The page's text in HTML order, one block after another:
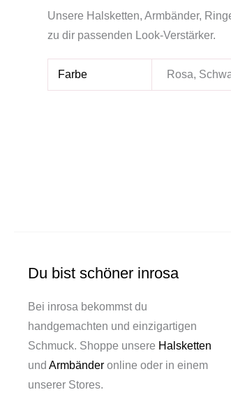
Unsere Halsketten, Armbänder,
zu dir passenden Look-Verstärker.
Farbe Rosa,
Du bist schöner inrosa
Bei inrosa bekommst du
handgemachten und einzigartigen
Schmuck. Shoppe unsere Halsketten
und Armbänder online oder in einem
unserer Stores.